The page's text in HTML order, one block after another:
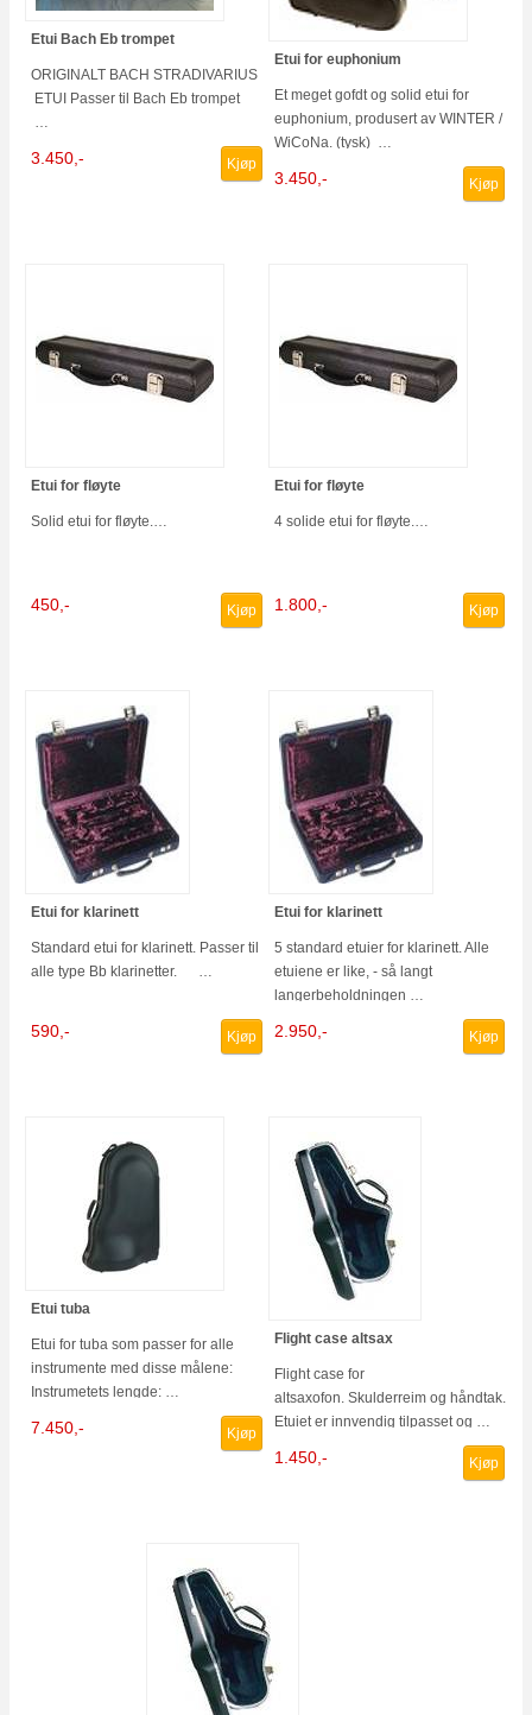
Etui Bach Eb trompet
ORIGINALT BACH STRADIVARIUS
ETUI Passer til Bach Eb trompet
3.450,- Kjøp
Etui for euphonium
Et meget gofdt og solid etui for
euphonium, produsert av WINTER /
WiCoNa. (tysk) …
3.450,- Kjøp
Etui for fløyte
Solid etui for fløyte.…
450,- Kjøp
Etui for fløyte
4 solide etui for fløyte.…
1.800,- Kjøp
Etui for klarinett
Standard etui for klarinett. Passer til
alle type Bb klarinetter. …
590,- Kjøp
Etui for klarinett
5 standard etuier for klarinett. Alle
etuiene er like, - så langt
langerbeholdningen …
2.950,- Kjøp
Etui tuba
Etui for tuba som passer for alle
instrumente med disse målene:
Instrumetets lengde: …
7.450,- Kjøp
Flight case altsax
Flight case for
altsaxofon. Skulderreim og håndtak.
Etuiet er innvendig tilpasset og …
1.450,- Kjøp